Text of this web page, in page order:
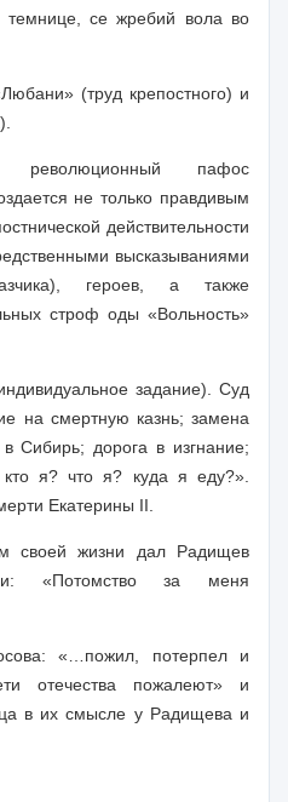
темнице, се жребий вола во
(труд крепостного) и
революционный пафос
не только правдивым
действительности
высказываниями
героев, а также
строф оды «Вольность»
задание).Суд
на смертную казнь; замена
Сибирь; дорога в изгнание;
я? что я? куда я еду?».
Екатерины II.
своей жизни дал Радищев
«Потомство за меня
«…пожил, потерпел и
отечества пожалеют» и
в их смысле у Радищева и